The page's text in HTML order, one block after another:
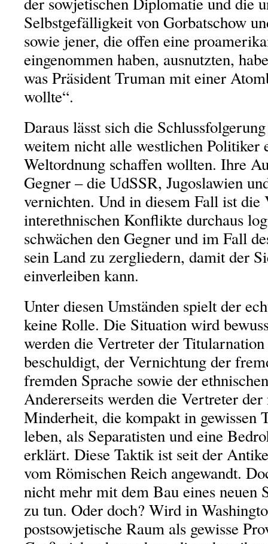
Selbstgefälligkeit von Gorbatschow
sowie jener, die offen eine
eingenommen haben, ausnutzten,
was Präsident Truman mit einer
wollte“.
Daraus lässt sich die
weitem nicht alle westlichen Politiker
Weltordnung schaffen wollten. Ihre
Gegner – die UdSSR, Jugoslawien
vernichten. Und in diesem Fall ist die
interethnischen Konflikte durchaus
schwächen den Gegner und im Fall
sein Land zu zergliedern, damit der
einverleiben kann.
Unter diesen Umständen spielt der
keine Rolle. Die Situation wird
werden die Vertreter der Titularnation
beschuldigt, der Vernichtung der
fremden Sprache sowie der
Andererseits werden die Vertreter der
Minderheit, die kompakt in gewissen
leben, als Separatisten und eine
erklärt. Diese Taktik ist seit der
vom Römischen Reich angewandt.
nicht mehr mit dem Bau eines neuen
zu tun. Oder doch? Wird in
postsowjetische Raum als gewisse